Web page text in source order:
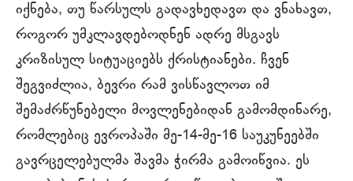
იქნება, თუ წარსულს გადავხედავთ და ვნახავთ,
როგორ უმკლავდებოდნენ ადრე მსგავს
კრიზისულ სიტუაციებს ქრისტიანები. ჩვენ
შეგვიძლია, ბევრი რამ ვისწავლოთ იმ
შემაძრწუნებელი მოვლენებიდან გამომდინარე,
რომლებიც ევროპაში მე-14-მე-16 საუკუნეებში
გავრცელებულმა შავმა ჭირმა გამოიწვია. ეს